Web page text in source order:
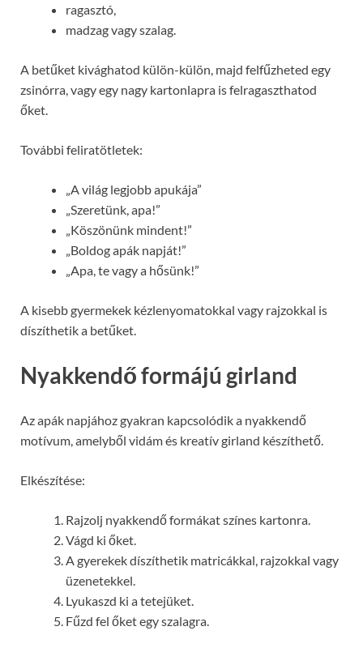
ragasztó,
madzag vagy szalag.
A betűket kivághatod külön-külön, majd felfűzheted egy
zsinórra, vagy egy nagy kartonlapra is felragaszthatod
őket.
További feliratötletek:
„A világ legjobb apukája”
„Szeretünk, apa!”
„Köszönünk mindent!”
„Boldog apák napját!”
„Apa, te vagy a hősünk!”
A kisebb gyermekek kézlenyomatokkal vagy rajzokkal is
díszíthetik a betűket.
Nyakkendő formájú girland
Az apák napjához gyakran kapcsolódik a nyakkendő
motívum, amelyből vidám és kreatív girland készíthető.
Elkészítése:
Rajzolj nyakkendő formákat színes kartonra.
Vágd ki őket.
A gyerekek díszíthetik matricákkal, rajzokkal vagy
üzenetekkel.
Lyukaszd ki a tetejüket.
Fűzd fel őket egy szalagra.